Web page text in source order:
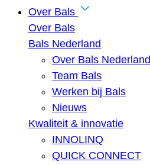
Over Bals
Over Bals
Bals Nederland
Over Bals Nederland
Team Bals
Werken bij Bals
Nieuws
Kwaliteit & innovatie
INNOLINQ
QUICK CONNECT